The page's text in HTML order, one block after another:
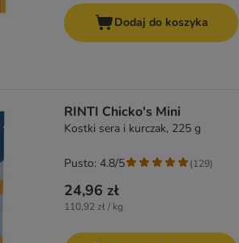
Dodaj do koszyka
RINTI Chicko's Mini
Kostki sera i kurczak, 225 g
24,96 zł
110,92 zł / kg
Pusto: 4.8/5 (129)